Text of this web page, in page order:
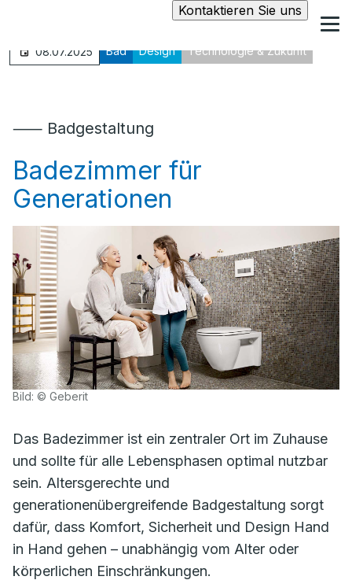
Kontaktieren Sie uns
08.07.2025 Bad Design Technologie & Zukunft
⸺ Badgestaltung
Badezimmer für
Generationen
Bild: © Geberit
Das Badezimmer ist ein zentraler Ort im Zuhause
und sollte für alle Lebensphasen optimal nutzbar
sein. Altersgerechte und
generationenübergreifende Badgestaltung sorgt
dafür, dass Komfort, Sicherheit und Design Hand
in Hand gehen – unabhängig vom Alter oder
körperlichen Einschränkungen.